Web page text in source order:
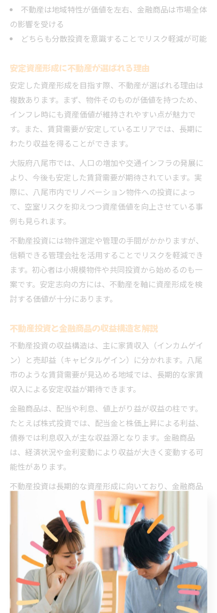
不動産は地域特性が価値を左右、金融商品は市場全体
の影響を受ける
どちらも分散投資を意識することでリスク軽減が可能
安定資産形成に不動産が選ばれる理由
安定した資産形成を目指す際、不動産が選ばれる理由は
複数あります。まず、物件そのものが価値を持つため、
インフレ時にも資産価値が維持されやすい点が魅力で
す。また、賃貸需要が安定しているエリアでは、長期に
わたり収益を得ることができます。
大阪府八尾市では、人口の増加や交通インフラの発展に
より、今後も安定した賃貸需要が期待されています。実
際に、八尾市内でリノベーション物件への投資によっ
て、空室リスクを抑えつつ資産価値を向上させている事
例も見られます。
不動産投資には物件選定や管理の手間がかかりますが、
信頼できる管理会社を活用することでリスクを軽減でき
ます。初心者は小規模物件や共同投資から始めるのも一
案です。安定志向の方には、不動産を軸に資産形成を検
討する価値が十分にあります。
不動産投資と金融商品の収益構造を解説
不動産投資の収益構造は、主に家賃収入（インカムゲイ
ン）と売却益（キャピタルゲイン）に分かれます。八尾
市のような賃貸需要が見込める地域では、長期的な家賃
収入による安定収益が期待できます。
金融商品は、配当や利息、値上がり益が収益の柱です。
たとえば株式投資では、配当金と株価上昇による利益、
債券では利息収入が主な収益源となります。金融商品
は、経済状況や金利変動により収益が大きく変動する可
能性があります。
不動産投資は長期的な資産形成に向いており、金融商品
は短中期的な運用や分散投資に適しています。八尾市で
の不動産投資を検討する際は、安定した賃貸需要や将来
的な売却益の見込みも重視しましょう。自分のリスク許
容度や目標に合った収益構造を選ぶことが成功のポイン
トです。